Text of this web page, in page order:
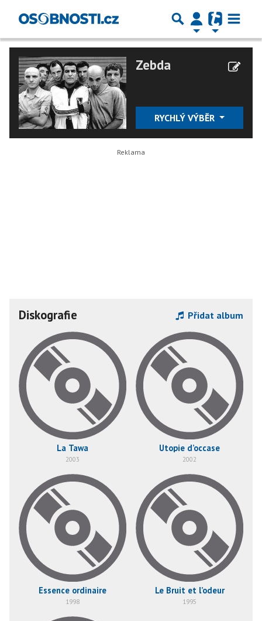
Zebda
RYCHLÝ VÝBĚR
Diskografie Přidat album
La Tawa
2003
Utopie d’occase
2002
Essence ordinaire
1998
Le Bruit et l’odeur
1995